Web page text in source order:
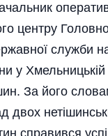
центру
служби
у Хмельницькій
За його
двох
справився